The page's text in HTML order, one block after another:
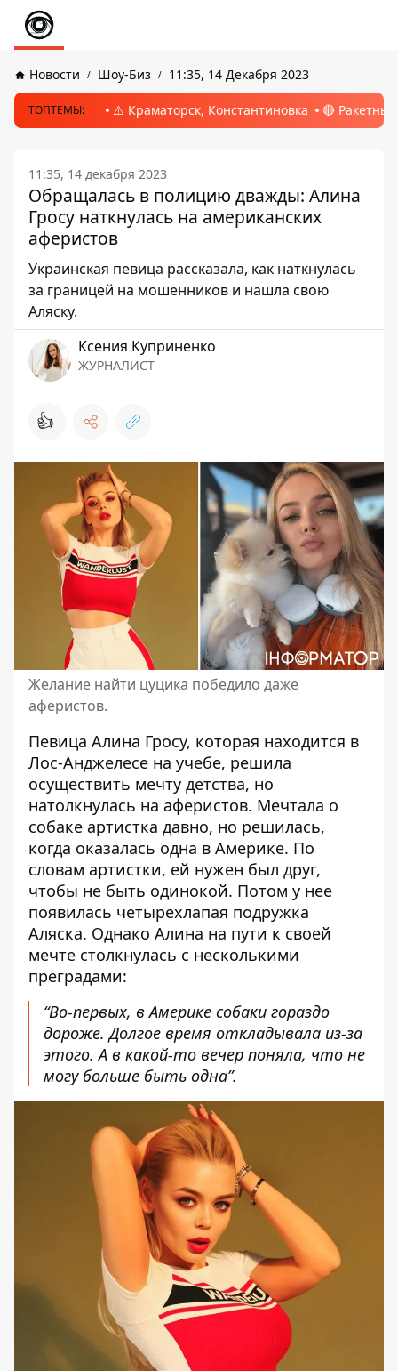
Новости Шоу-Биз 11:35, 14 Декабря 2023
ТОПТЕМЫ: ⚠️ Краматорск, Константиновка 🔴
11:35, 14 декабря 2023
Обращалась в полицию дважды: Алина
Гросу наткнулась на американских
аферистов
Украинская певица рассказала, как наткнулась
за границей на мошенников и нашла свою
Аляску.
Ксения Куприненко
ЖУРНАЛИСТ
👍
Желание найти цуцика победило даже
аферистов.
Певица Алина Гросу, которая находится в
Лос-Анджелесе на учебе, решила
осуществить мечту детства, но
натолкнулась на аферистов. Мечтала о
собаке артистка давно, но решилась,
когда оказалась одна в Америке. По
словам артистки, ей нужен был друг,
чтобы не быть одинокой. Потом у нее
появилась четырехлапая подружка
Аляска. Однако Алина на пути к своей
мечте столкнулась с несколькими
преградами:
“Во-первых, в Америке собаки гораздо
дороже. Долгое время откладывала из-за
этого. А в какой-то вечер поняла, что не
могу больше быть одна”.